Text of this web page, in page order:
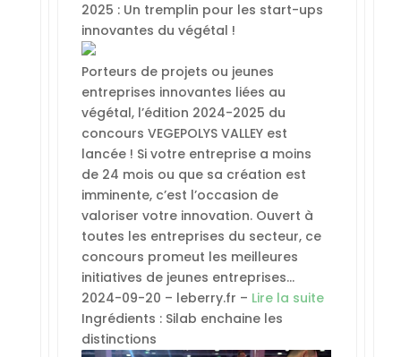
2025 : Un tremplin pour les start-ups
innovantes du végétal !
Porteurs de projets ou jeunes
entreprises innovantes liées au
végétal, l’édition 2024-2025 du
concours VEGEPOLYS VALLEY est
lancée ! Si votre entreprise a moins
de 24 mois ou que sa création est
imminente, c’est l’occasion de
valoriser votre innovation. Ouvert à
toutes les entreprises du secteur, ce
concours promeut les meilleures
initiatives de jeunes entreprises…
2024-09-20 – leberry.fr – Lire la suite
Ingrédients : Silab enchaine les
distinctions